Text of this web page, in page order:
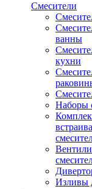
Смесители
ванны
кухни
Наборы
Изливы